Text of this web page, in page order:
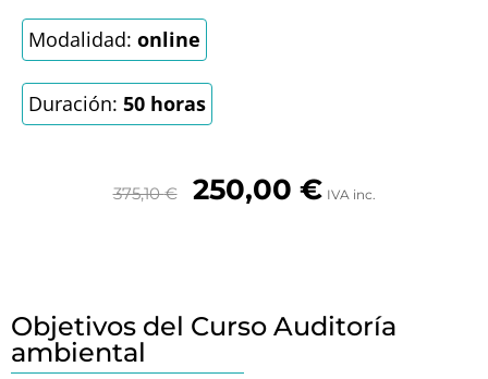
Modalidad: online
Duración: 50 horas
375,10€ 250,00 € IVA inc.
Objetivos del Curso Auditoría
ambiental